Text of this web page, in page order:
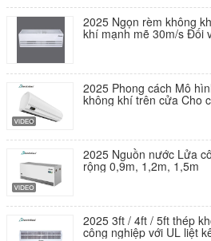
2025 Ngọn rèm không
khí mạnh mẽ 30m/s Đối
2025 Phong cách Mô
không khí trên cửa Cho
2025 Nguồn nước Lửa
rộng 0,9m, 1,2m, 1,5m
2025 3ft / 4ft / 5ft thép
công nghiệp với UL liệt